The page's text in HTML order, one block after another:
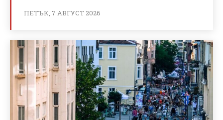
ПЕТЪК, 7 АВГУСТ 2026